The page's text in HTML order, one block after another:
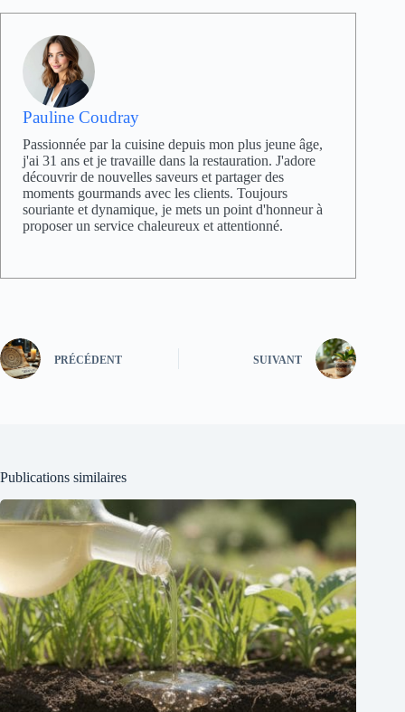
Pauline Coudray
Passionnée par la cuisine depuis mon plus jeune âge,
j'ai 31 ans et je travaille dans la restauration. J'adore
découvrir de nouvelles saveurs et partager des
moments gourmands avec les clients. Toujours
souriante et dynamique, je mets un point d'honneur à
proposer un service chaleureux et attentionné.
PRÉCÉDENT SUIVANT
Publications similaires